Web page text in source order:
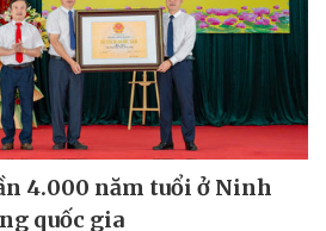
4.000 năm tuổi ở Ninh
quốc gia